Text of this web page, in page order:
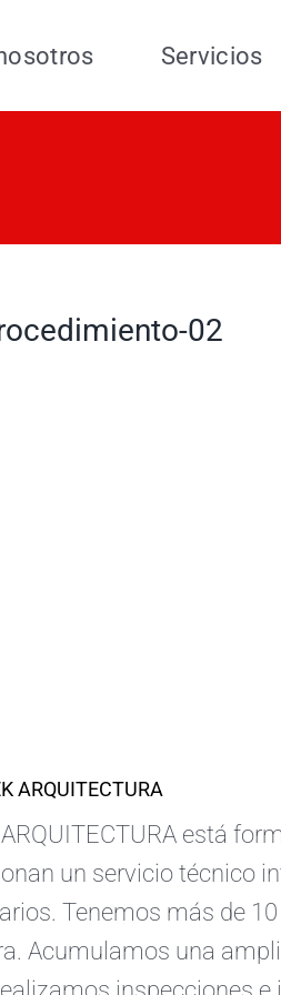
Servicios
02
ARQUITECTURA
está
un servicio técnico
Tenemos más de
Acumulamos una
inspecciones